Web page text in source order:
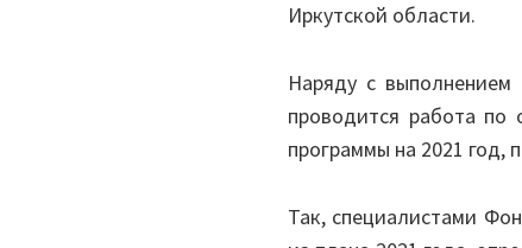
Иркутской области.
Наряду с выполнением
проводится работа по
программы на 2021 год,
Так, специалистами